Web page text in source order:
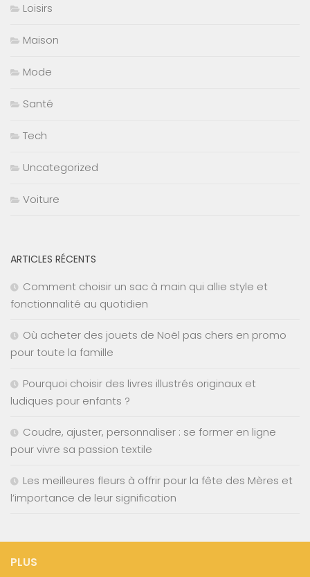
Loisirs
Maison
Mode
Santé
Tech
Uncategorized
Voiture
ARTICLES RÉCENTS
Comment choisir un sac à main qui allie style et
fonctionnalité au quotidien
Où acheter des jouets de Noël pas chers en promo
pour toute la famille
Pourquoi choisir des livres illustrés originaux et
ludiques pour enfants ?
Coudre, ajuster, personnaliser : se former en ligne
pour vivre sa passion textile
Les meilleures fleurs à offrir pour la fête des Mères et
l’importance de leur signification
PLUS